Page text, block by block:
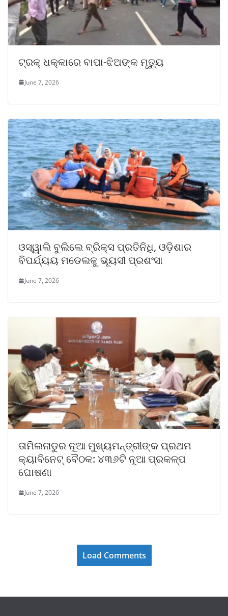
ଟ୍ରକ୍ ଧକ୍କାରେ ବାପା-ଝିଅଙ୍କ ମୃତ୍ୟୁ
June 7, 2026
ଓସ୍ୱାଲି ବୁଲିଲେ ବ୍ରିକ୍ସ ପ୍ରତିନିଧି, ଓଡ଼ିଶାର
ବିପର୍ଯ୍ୟୟ ମଡେଲକୁ ଭୂୟସୀ ପ୍ରଶଂସା
June 7, 2026
ତାମିଲନାଡୁର ନୂଆ ମୁଖ୍ୟମନ୍ତ୍ରୀଙ୍କ ପ୍ରଥମ
କ୍ୟାବିନେଟ୍ ବୈଠକ: ୪୩୬ଟି ନୂଆ ପ୍ରକଳ୍ପ
ଘୋଷଣା
June 7, 2026
Load Comments